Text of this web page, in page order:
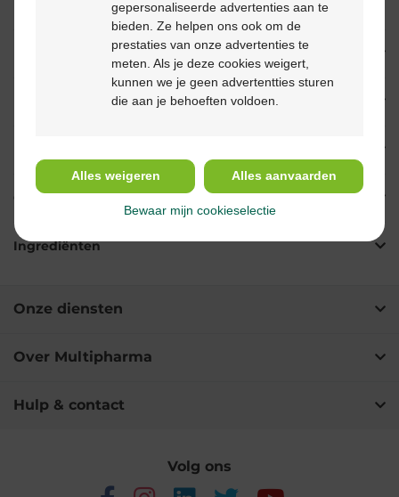
Productbeschrijving
Eigenschappen
Gebruik
Ingrediënten
Onze diensten
Over Multipharma
Hulp & contact
Volg ons
gepersonaliseerde advertenties aan te
bieden. Ze helpen ons ook om de
prestaties van onze advertenties te
meten. Als je deze cookies weigert,
kunnen we je geen advertentties sturen
die aan je behoeften voldoen.
Alles weigeren Alles aanvaarden
Bewaar mijn cookieselectie